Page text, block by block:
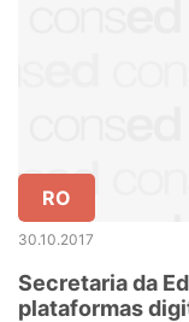
RO
30.10.2017
Secretaria da
plataformas